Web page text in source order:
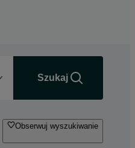
Szukaj
Obserwuj wyszukiwanie